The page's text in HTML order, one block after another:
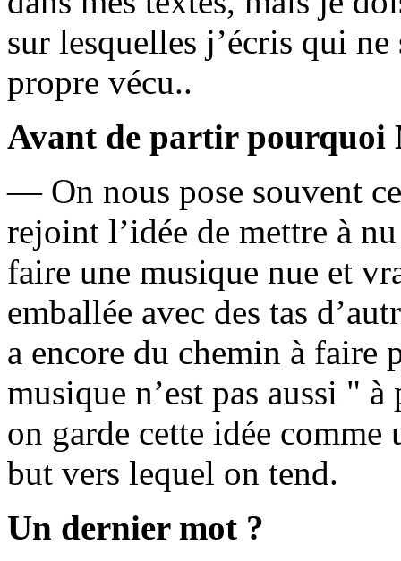
sur lesquelles j’écris qui
propre vécu..
Avant de partir pourquoi
— On nous pose souvent
rejoint l’idée de mettre à
faire une musique nue et
emballée avec des tas
a encore du chemin à faire
musique n’est pas aussi "
on garde cette idée
but vers lequel on tend.
Un dernier mot ?